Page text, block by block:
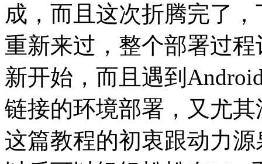
成，而且这次折腾完了
重新来过，整个部署过
新开始，而且遇到
链接的环境部署，又尤
这篇教程的初衷跟动力